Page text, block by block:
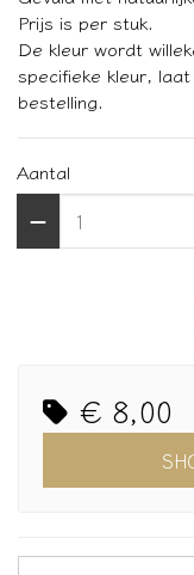
Prijs is per stuk.
De kleur wordt
specifieke kleur,
bestelling.
Aantal
€ 8,00